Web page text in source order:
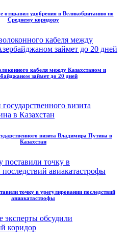
отправил удобрения в Великобританию по
Среднему коридору
кабеля между Казахстаном и
займет до 20 дней
визита Владимира Путина в
Казахстан
точку в урегулировании последствий
авиакатастрофы